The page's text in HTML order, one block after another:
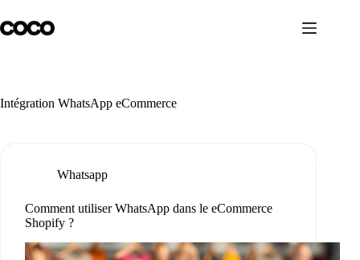
to
content
Intégration WhatsApp eCommerce
Whatsapp
Comment utiliser WhatsApp dans le eCommerce
Shopify ?